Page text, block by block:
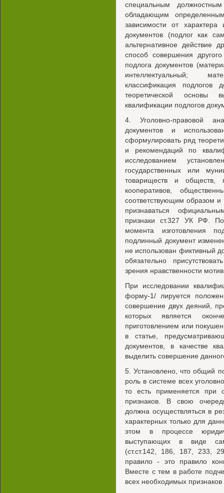
специальным
обладающим
зависимости от
документов (подлог как
альтернативное действие
способ совершения
подлога документов
интеллектуальный;
классификация подлогов
теоретической основы
квалификации подлогов
4. Уголовно-правовой
документов и
сформулировать ряд
и рекомендаций по
исследованием
государственных или
товариществ и обществ,
кооперативов,
соответствующим образом
признаваться
признаки ст.327 УК РФ.
момента изготовления
подлинный документ
не использован фиктивный
обязательно
зрения нравственности
При исследовании
форму-1/ лируется
совершение двух деяний,
которых является
приготовлением или
в статье,
документов, в качестве
выделить совершение
5. Установлено, что общий
роль в системе всех
то есть применяется при
признаков. В свою
должна осуществляться в
характерных только для
этом в процессе
выступающих в виде
(ст.ст.142, 186, 187, 233,
правило - это правило
Вместе с тем в работе
всех необходимых